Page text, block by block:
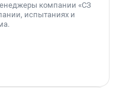
компании «СЗ
испытаниях и